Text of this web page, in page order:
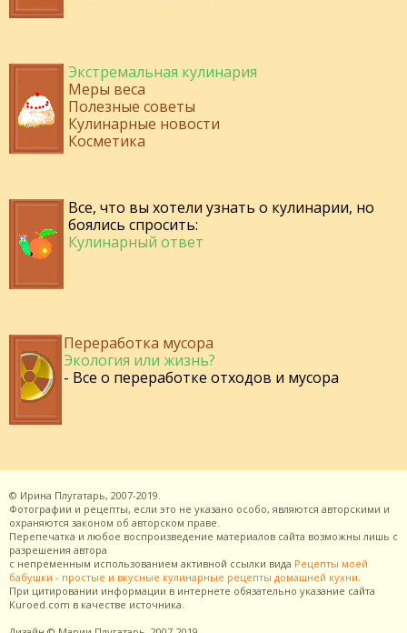
Экстремальная кулинария
Меры веса
Полезные советы
Кулинарные новости
Косметика
Все, что вы хотели узнать о кулинарии, но
боялись спросить:
Кулинарный ответ
Переработка мусора
Экология или жизнь?
- Все о переработке отходов и мусора
© Ирина Плугатарь, 2007-2019.
Фотографии и рецепты, если это не указано особо, являются авторскими и
охраняются законом об авторском праве.
Перепечатка и любое воспроизведение материалов сайта возможны лишь с
разрешения автора
с непременным использованием активной ссылки вида Рецепты моей
бабушки - простые и вкусные кулинарные рецепты домашней кухни.
При цитировании информации в интернете обязательно указание сайта
Kuroed.com в качестве источника.